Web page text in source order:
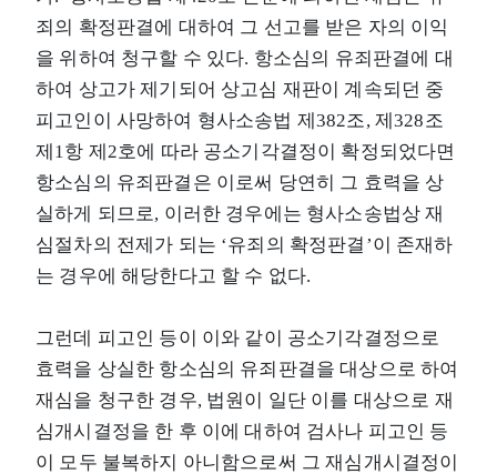
죄의 확정판결에 대하여 그 선고를 받은 자의 이익
을 위하여 청구할 수 있다. 항소심의 유죄판결에 대
하여 상고가 제기되어 상고심 재판이 계속되던 중
피고인이 사망하여 형사소송법 제382조, 제328조
제1항 제2호에 따라 공소기각결정이 확정되었다면
항소심의 유죄판결은 이로써 당연히 그 효력을 상
실하게 되므로, 이러한 경우에는 형사소송법상 재
심절차의 전제가 되는 ‘유죄의 확정판결’이 존재하
는 경우에 해당한다고 할 수 없다.
그런데 피고인 등이 이와 같이 공소기각결정으로
효력을 상실한 항소심의 유죄판결을 대상으로 하여
재심을 청구한 경우, 법원이 일단 이를 대상으로 재
심개시결정을 한 후 이에 대하여 검사나 피고인 등
이 모두 불복하지 아니함으로써 그 재심개시결정이